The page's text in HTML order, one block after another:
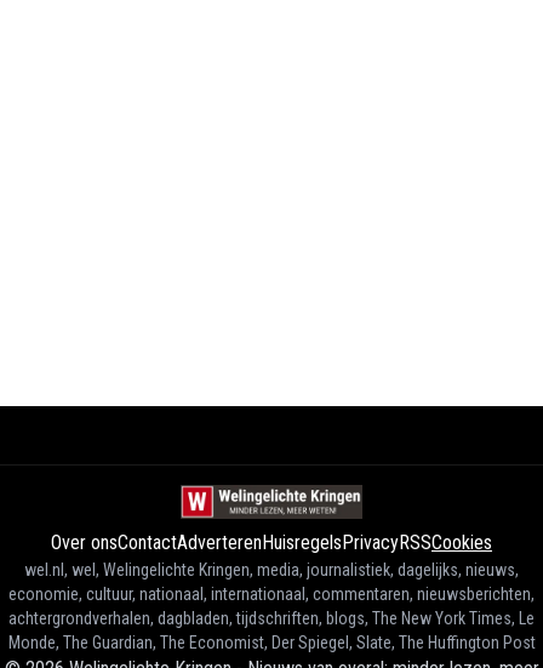
Over onsContactAdverterenHuisregels PrivacyRSSCookies
wel.nl, wel, Welingelichte Kringen, media, journalistiek, dagelijks, nieuws,
economie, cultuur, nationaal, internationaal, commentaren, nieuwsberichten,
achtergrondverhalen, dagbladen, tijdschriften, blogs, The New York Times, Le
Monde, The Guardian, The Economist, Der Spiegel, Slate, The Huffington Post